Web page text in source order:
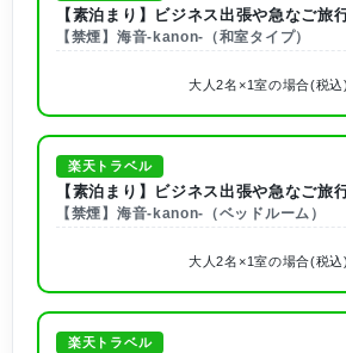
【素泊まり】ビジネス出張や急なご旅
【禁煙】海音-kanon-（和室タイプ）
大人2名×1室の場合(税込)
楽天トラベル
【素泊まり】ビジネス出張や急なご旅
【禁煙】海音-kanon-（ベッドルーム）
大人2名×1室の場合(税込)
楽天トラベル